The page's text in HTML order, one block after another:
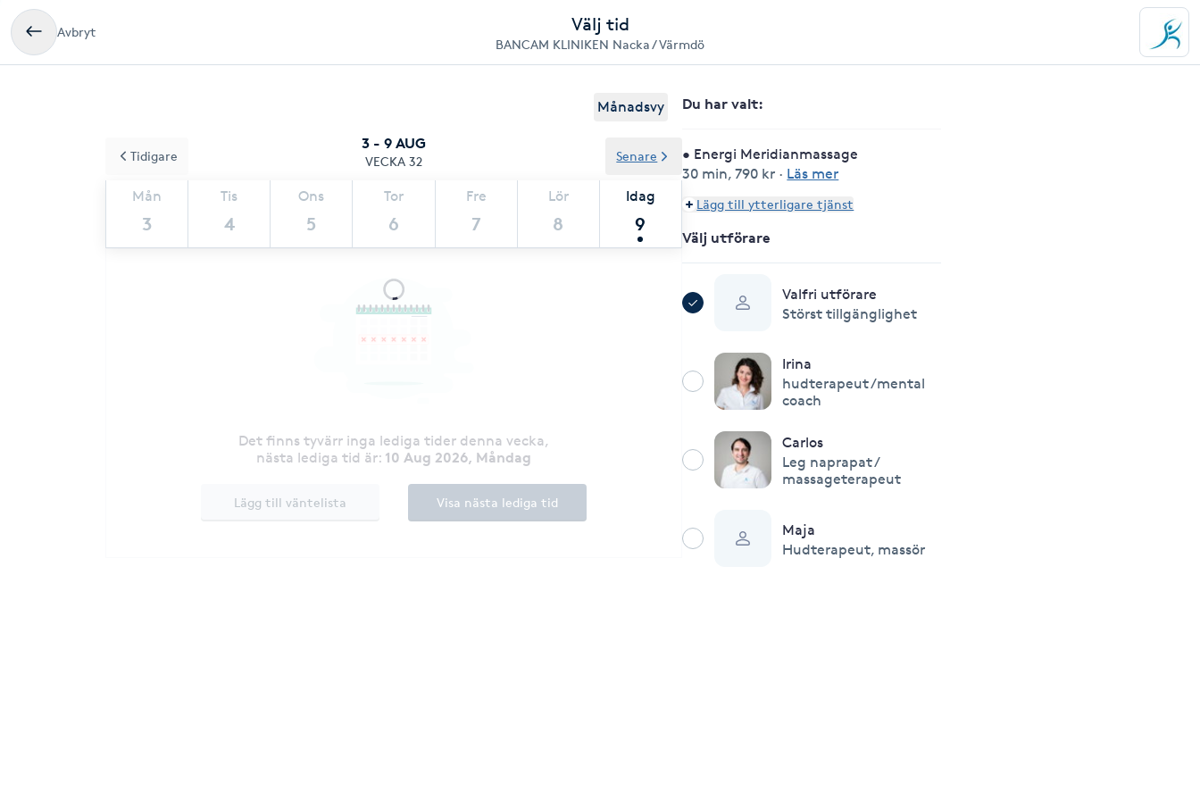
Avbryt Välj tid
BANCAM KLINIKEN Nacka / Värmdö
Månadsvy
3 - 9 AUG
VECKA 32
Mån
3
Tis
4
Ons
5
Tor
6
Fre
7
Lör
8
Idag
9
Tidigare Senare
Det finns tyvärr inga lediga tider denna vecka,
nästa lediga tid är: 10 Aug 2026, Måndag
Lägg till väntelista Visa nästa lediga tid
Du har valt:
• Energi Meridianmassage
30 min,790 kr · Läs mer
Lägg till ytterligare tjänst
Välj utförare
Valfri utförare
Störst tillgänglighet
Irina
hudterapeut /mental
coach
Carlos
Leg naprapat /
massageterapeut
Maja
Hudterapeut, massör